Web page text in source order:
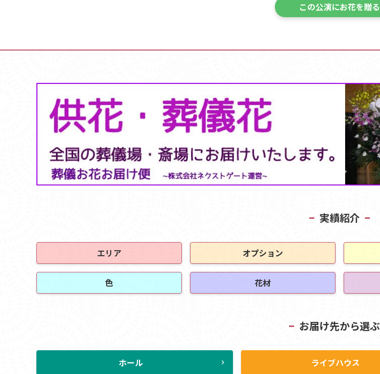
この公演にお花を贈る
実績紹介
エリア オプション
色 花材
お届け先から選ぶ
ホール chevron_right ライブハウス